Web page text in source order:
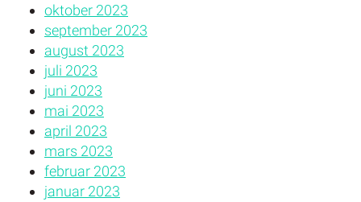
oktober 2023
september 2023
august 2023
juli 2023
juni 2023
mai 2023
april 2023
mars 2023
februar 2023
januar 2023